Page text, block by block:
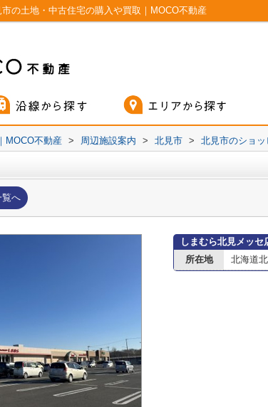
の土地・中古住宅の購入や買取｜MOCO不動産
MOCO不動産 > 周辺施設案内 > 北見市 > 北見市のショ
覧へ
しまむら北見メッセ
所在地
北海道